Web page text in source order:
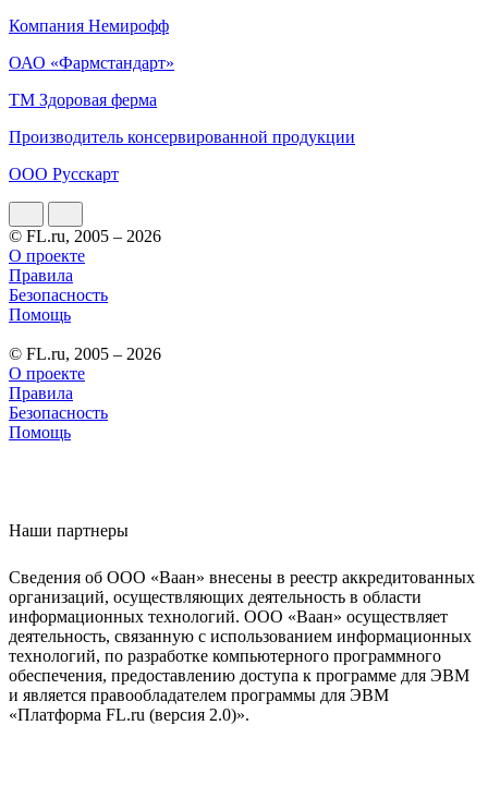
Компания Немирофф
ОАО «Фармстандарт»
ТМ Здоровая ферма
Производитель консервированной продукции
ООО Русскарт
© FL.ru, 2005 – 2026
О проекте
Правила
Безопасность
Помощь
© FL.ru, 2005 – 2026
О проекте
Правила
Безопасность
Помощь
Наши партнеры
Сведения об ООО «Ваан» внесены в реестр аккредитованных
организаций, осуществляющих деятельность в области
информационных технологий. ООО «Ваан» осуществляет
деятельность, связанную с использованием информационных
технологий, по разработке компьютерного программного
обеспечения, предоставлению доступа к программе для ЭВМ
и является правообладателем программы для ЭВМ
«Платформа FL.ru (версия 2.0)».